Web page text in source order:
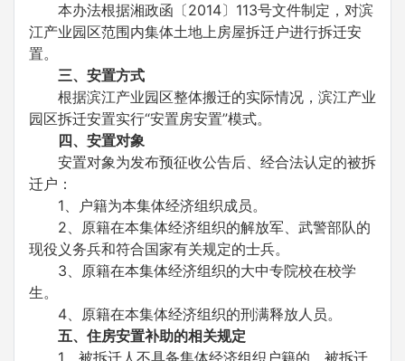
本办法根据湘政函〔2014〕113号文件制定，对滨
江产业园区范围内集体土地上房屋拆迁户进行拆迁安
置。
三、安置方式
根据滨江产业园区整体搬迁的实际情况，滨江产业
园区拆迁安置实行“安置房安置”模式。
四、安置对象
安置对象为发布预征收公告后、经合法认定的被拆
迁户：
1、户籍为本集体经济组织成员。
2、原籍在本集体经济组织的解放军、武警部队的
现役义务兵和符合国家有关规定的士兵。
3、原籍在本集体经济组织的大中专院校在校学
生。
4、原籍在本集体经济组织的刑满释放人员。
五、住房安置补助的相关规定
1、被拆迁人不具备集体经济组织户籍的，被拆迁